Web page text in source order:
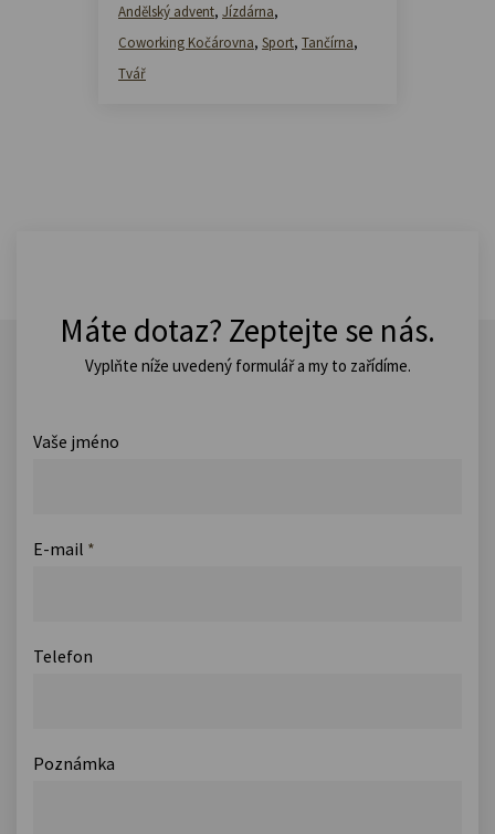
Andělský advent, Jízdárna,
Coworking Kočárovna, Sport, Tančírna,
Tvář
Máte dotaz? Zeptejte se nás.
Vyplňte níže uvedený formulář a my to zařídíme.
Vaše jméno
E-mail *
Telefon
Poznámka